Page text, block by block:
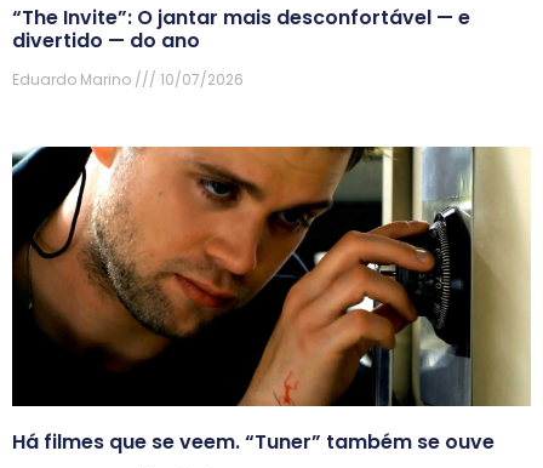
“The Invite”: O jantar mais desconfortável — e
divertido — do ano
Eduardo Marino 10/07/2026
Há filmes que se veem. “Tuner” também se ouve